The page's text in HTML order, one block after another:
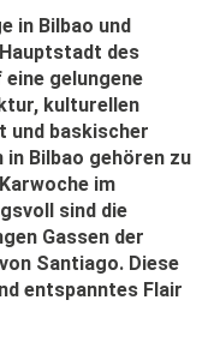
in Bilbao und
des
eine gelungene
kulturellen
baskischer
Bilbao gehören zu
im
sind die
Gassen der
Santiago. Diese
entspanntes Flair